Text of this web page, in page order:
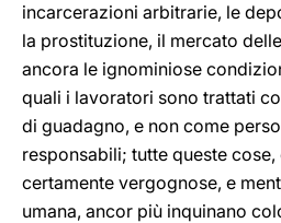
incarcerazioni arbitrarie, le
la prostituzione, il mercato
ancora le ignominiose
quali i lavoratori sono trattati
di guadagno, e non come
responsabili; tutte queste
certamente vergognose, e
umana, ancor più inquinano